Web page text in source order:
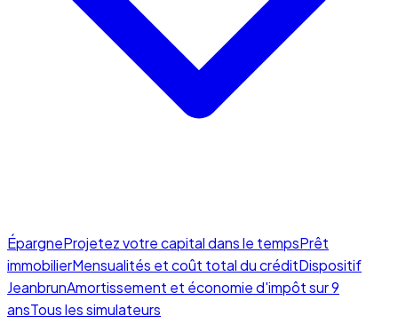
ÉpargneProjetez votre capital dans le tempsPrêt
immobilierMensualités et coût total du créditDispositif
JeanbrunAmortissement et économie d'impôt sur 9
ansTous les simulateurs